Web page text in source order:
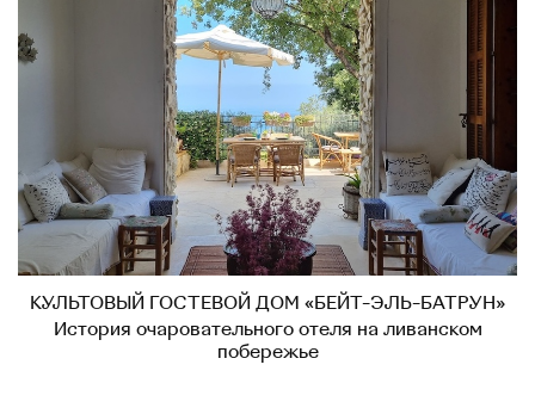
КУЛЬТОВЫЙ ГОСТЕВОЙ ДОМ «БЕЙТ-ЭЛЬ-БАТРУН»
История очаровательного отеля на ливанском
побережье